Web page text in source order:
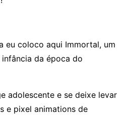
eu coloco aqui Immortal, um
da época do
adolescente e se deixe levar
e pixel animations de